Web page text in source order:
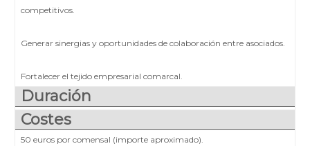
competitivos.
Generar sinergias y oportunidades de colaboración entre asociados.
Fortalecer el tejido empresarial comarcal.
Duración
Costes
50 euros por comensal (importe aproximado).